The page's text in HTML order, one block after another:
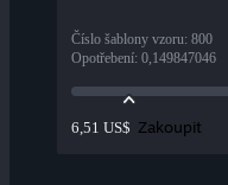
Číslo šablony vzoru: 800
Opotřebení: 0,149847046
6,51 US$ Zakoupit